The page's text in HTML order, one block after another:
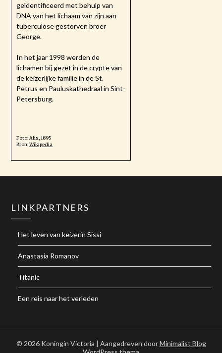
geïdentificeerd met behulp van
DNA van het lichaam van zijn aan
tuberculose gestorven broer
George.
In het jaar 1998 werden de
lichamen bij gezet in de crypte van
de keizerlijke familie in de St.
Petrus en Pauluskathedraal in Sint-
Petersburg.
Foto: Alix, 1895
Bron:Wikipedia
LINKPARTNERS
Het leven van keizerin Sissi
Anastasia Romanov
Titanic
Een reis naar het verleden
© 2026 Koningin Victoria | Aangedreven doorMinimalist Blog